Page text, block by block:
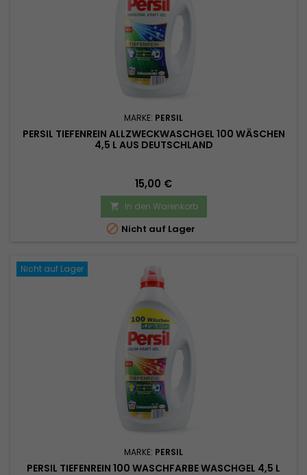
MARKE: PERSIL
PERSIL TIEFENREIN ALLZWECKWASCHGEL 100 WÄSCHEN
4,5 L AUS DEUTSCHLAND
Preis
15,00 €
 In den Warenkorb
 Nicht auf Lager
Nicht auf Lager
MARKE: PERSIL
PERSIL TIEFENREIN 100 WASCHFARBE WASCHGEL 4,5 L